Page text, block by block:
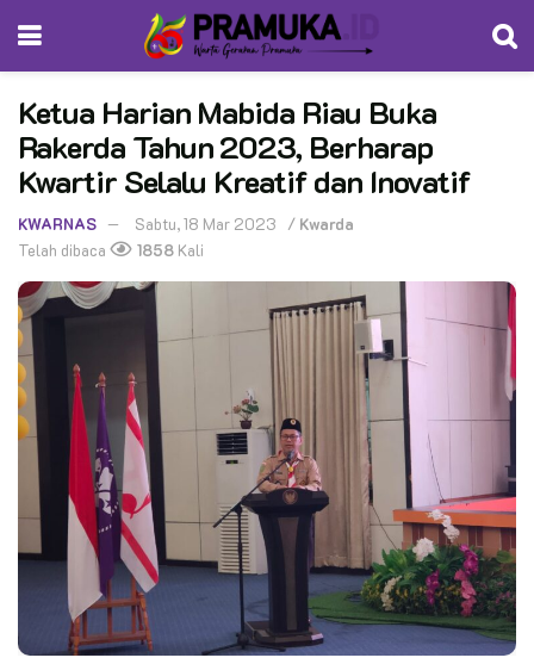
Ketua Harian Mabida Riau Buka
Rakerda Tahun 2023, Berharap
Kwartir Selalu Kreatif dan Inovatif
KWARNAS Sabtu, 18 Mar 2023 / Kwarda
Telah dibaca
1858 Kali